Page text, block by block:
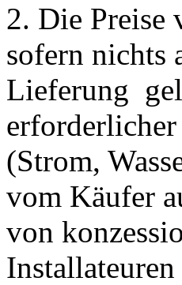
2. Die Preise
sofern nichts
Lieferung
(Strom,
vom Käufer
von